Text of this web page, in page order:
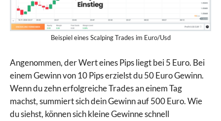
Beispiel eines Scalping Trades im Euro/Usd
Angenommen, der Wert eines Pips liegt bei 5 Euro. Bei
einem Gewinn von 10 Pips erzielst du 50 Euro Gewinn.
Wenn du zehn erfolgreiche Trades an einem Tag
machst, summiert sich dein Gewinn auf 500 Euro. Wie
du siehst, können sich kleine Gewinne schnell